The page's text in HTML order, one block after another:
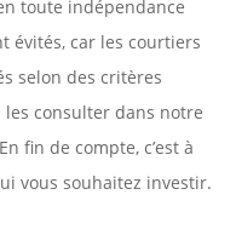
toute indépendance
évités, car les courtiers
selon des critères
consulter dans notre
fin de compte, c’est à
vous souhaitez investir.